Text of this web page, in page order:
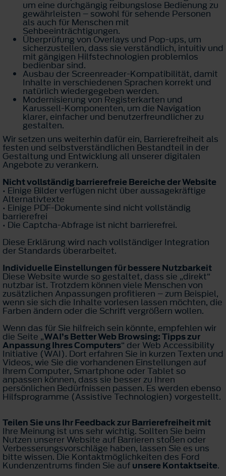
um eine durchgängig reibungslose Bedienung zu
gewährleisten – sowohl für sehende Personen
als auch für Menschen mit
Sehbeeinträchtigungen.
Überprüfung von Overlays und Pop-ups, um
sicherzustellen, dass sie verständlich, intuitiv und
mit gängigen Hilfstechnologien problemlos
bedienbar sind.
Ausbau der Screenreader-Kompatibilität, damit
Inhalte in verschiedenen Sprachen korrekt und
natürlich wiedergegeben werden.
Modernisierung von Registerkarten und
Karussell-Komponenten, um die Navigation
klarer, einfacher und benutzerfreundlicher zu
gestalten.
Wir setzen uns weiterhin dafür ein, Barrierefreiheit als
festen und selbstverständlichen Bestandteil in der
Gestaltung und Entwicklung all unserer digitalen
Angebote zu verankern.
Nicht vollständig barrierefreie Bereiche der Website
• Einige Bilder verfügen nicht über aussagekräftige
Alternativtexte
• Einige PDF-Dokumente sind nicht vollständig
barrierefrei
• Die Captcha-Abfrage ist nicht barrierefrei.
Diese Erklärung wird nach vollständiger Integration
der Standards überarbeitet.
Individuelle Einstellungen für bessere Nutzbarkeit
Diese Website wurde so gestaltet, dass sie „direkt“
nutzbar ist. Trotzdem können viele Menschen von
zusätzlichen Anpassungen profitieren – zum Beispiel,
wenn sie sich die Inhalte vorlesen lassen möchten, die
Farben ändern oder die Schrift vergrößern wollen.
Wenn das für Sie hilfreich sein könnte, empfehlen wir
die Seite „WAI’s Better Web Browsing: Tipps zur
Anpassung Ihres Computers“ der Web Accessibility
Initiative (WAI). Dort erfahren Sie in kurzen Texten und
Videos, wie Sie die vorhandenen Einstellungen auf
Ihrem Computer, Smartphone oder Tablet so
anpassen können, dass sie besser zu Ihren
persönlichen Bedürfnissen passen. Es werden ebenso
Hilfsprogramme (Assistive Technologien) vorgestellt.
Teilen Sie uns Ihr Feedback zur Barrierefreiheit mit
Ihre Meinung ist uns sehr wichtig. Sollten Sie beim
Nutzen unserer Website auf Barrieren stoßen oder
Verbesserungsvorschläge haben, lassen Sie es uns
bitte wissen. Die Kontaktmöglichkeiten des Ford
Kundenzentrums finden Sie auf unsere Kontaktseite.